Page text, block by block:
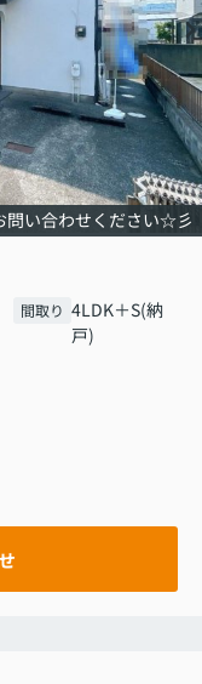
問い合わせください☆彡
間取り 4LDK＋S(納
戸)